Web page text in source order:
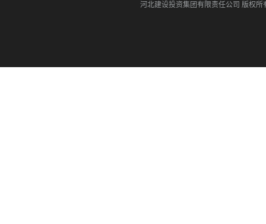
河北建设投资集团有限责任公司 版权所